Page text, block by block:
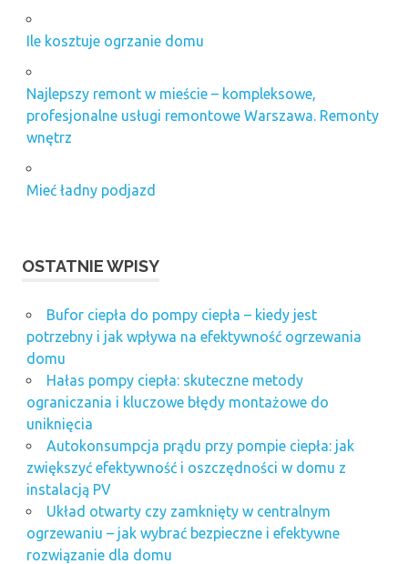
Ile kosztuje ogrzanie domu
Najlepszy remont w mieście – kompleksowe,
profesjonalne usługi remontowe Warszawa. Remonty
wnętrz
Mieć ładny podjazd
OSTATNIE WPISY
Bufor ciepła do pompy ciepła – kiedy jest
potrzebny i jak wpływa na efektywność ogrzewania
domu
Hałas pompy ciepła: skuteczne metody
ograniczania i kluczowe błędy montażowe do
uniknięcia
Autokonsumpcja prądu przy pompie ciepła: jak
zwiększyć efektywność i oszczędności w domu z
instalacją PV
Układ otwarty czy zamknięty w centralnym
ogrzewaniu – jak wybrać bezpieczne i efektywne
rozwiązanie dla domu